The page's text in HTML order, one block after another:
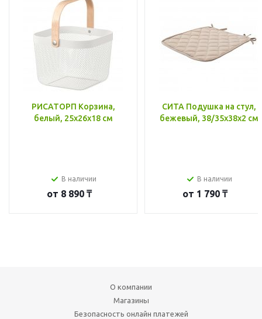
РИСАТОРП Корзина,
белый, 25x26x18 см
В наличии
от 8 890 ₸
СИТА Подушка на стул,
бежевый, 38/35x38x2 см
В наличии
от 1 790 ₸
О компании
Магазины
Безопасность онлайн платежей